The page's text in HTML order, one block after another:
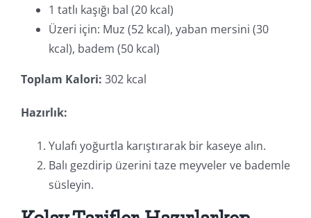
1 tatlı kaşığı bal (20 kcal)
Üzeri için: Muz (52 kcal), yaban mersini (30
kcal), badem (50 kcal)
Toplam Kalori: 302 kcal
Hazırlık:
Yulafı yoğurtla karıştırarak bir kaseye alın.
Balı gezdirip üzerini taze meyveler ve bademle
süsleyin.